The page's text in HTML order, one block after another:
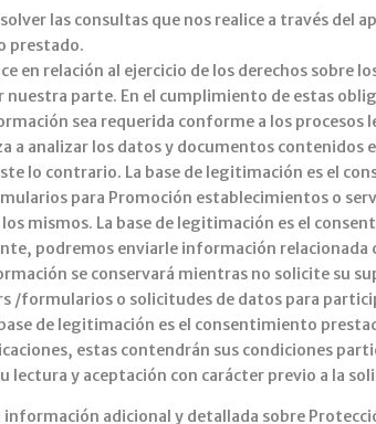
las consultas que nos realice a través del
prestado.
en relación al ejercicio de los derechos sobre
parte. En el cumplimiento de estas
sea requerida conforme a los procesos
analizar los datos y documentos contenidos
lo contrario. La base de legitimación es el
para Promoción establecimientos o
mismos. La base de legitimación es el
podremos enviarle información
se conservará mientras no solicite su
/formularios o solicitudes de datos para
de legitimación es el consentimiento
estas contendrán sus condiciones
lectura y aceptación con carácter previo a la
adicional y detallada sobre